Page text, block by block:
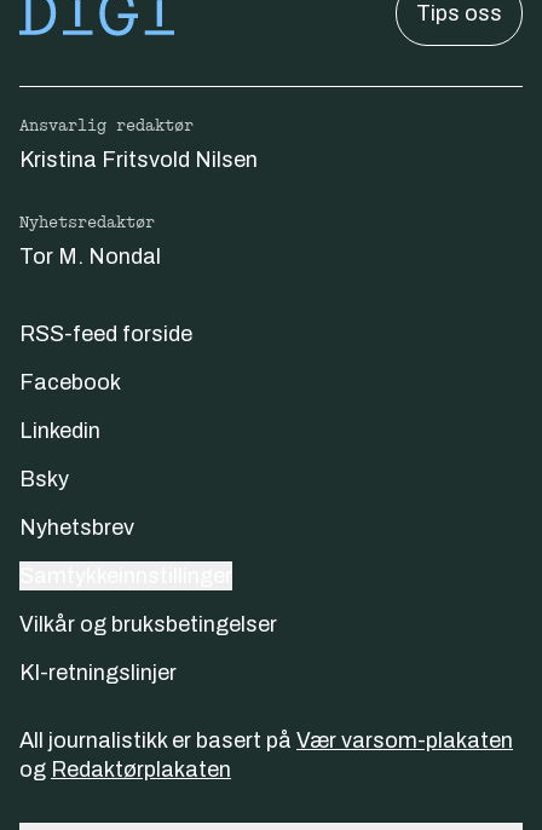
Tips oss
Ansvarlig redaktør
Kristina Fritsvold Nilsen
Nyhetsredaktør
Tor M. Nondal
RSS-feed forside
Facebook
Linkedin
Bsky
Nyhetsbrev
Vilkår og bruksbetingelser
KI-retningslinjer
All journalistikk er basert på Vær varsom-plakaten
og Redaktørplakaten